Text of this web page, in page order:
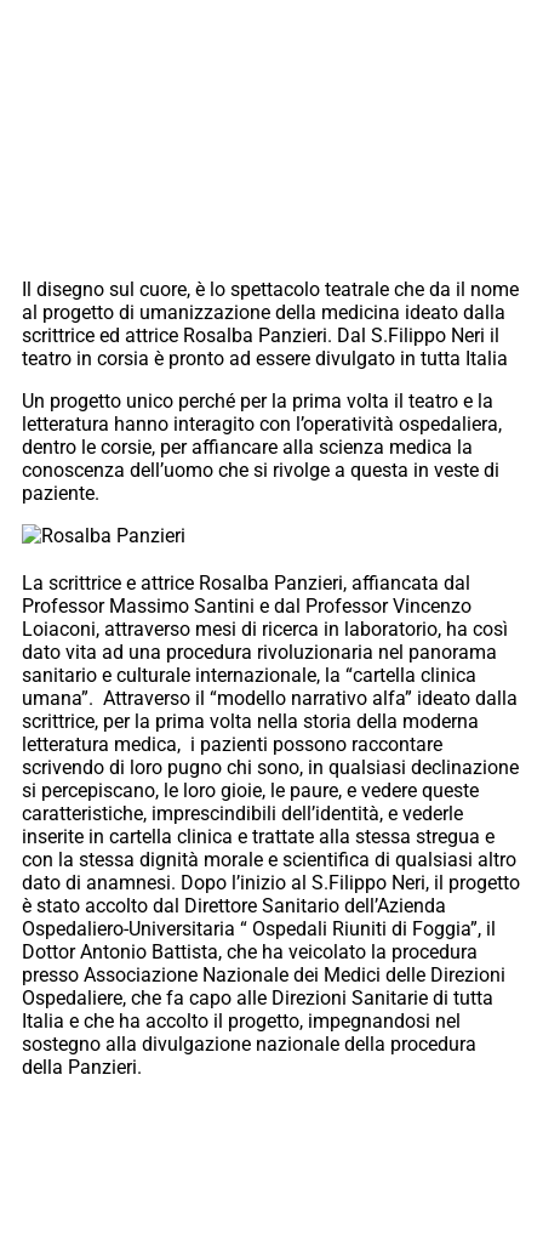
Il disegno sul cuore, è lo spettacolo teatrale che da il nome
al progetto di umanizzazione della medicina ideato dalla
scrittrice ed attrice Rosalba Panzieri. Dal S.Filippo Neri il
teatro in corsia è pronto ad essere divulgato in tutta Italia
Un progetto unico perché per la prima volta il teatro e la
letteratura hanno interagito con l’operatività ospedaliera,
dentro le corsie, per affiancare alla scienza medica la
conoscenza dell’uomo che si rivolge a questa in veste di
paziente.
La scrittrice e attrice Rosalba Panzieri, affiancata dal
Professor Massimo Santini e dal Professor Vincenzo
Loiaconi, attraverso mesi di ricerca in laboratorio, ha così
dato vita ad una procedura rivoluzionaria nel panorama
sanitario e culturale internazionale, la “cartella clinica
umana”. Attraverso il “modello narrativo alfa” ideato dalla
scrittrice, per la prima volta nella storia della moderna
letteratura medica, i pazienti possono raccontare
scrivendo di loro pugno chi sono, in qualsiasi declinazione
si percepiscano, le loro gioie, le paure, e vedere queste
caratteristiche, imprescindibili dell’identità, e vederle
inserite in cartella clinica e trattate alla stessa stregua e
con la stessa dignità morale e scientifica di qualsiasi altro
dato di anamnesi. Dopo l’inizio al S.Filippo Neri, il progetto
è stato accolto dal Direttore Sanitario dell’Azienda
Ospedaliero-Universitaria “ Ospedali Riuniti di Foggia”, il
Dottor Antonio Battista, che ha veicolato la procedura
presso Associazione Nazionale dei Medici delle Direzioni
Ospedaliere, che fa capo alle Direzioni Sanitarie di tutta
Italia e che ha accolto il progetto, impegnandosi nel
sostegno alla divulgazione nazionale della procedura
della Panzieri.